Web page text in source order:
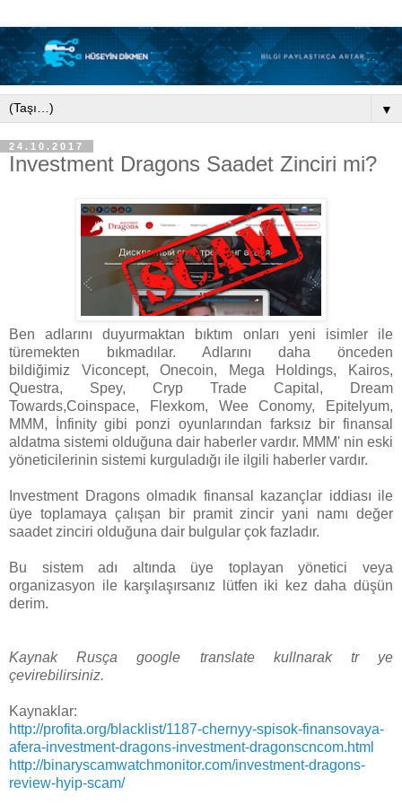
▼
24.10.2017
Investment Dragons Saadet Zinciri mi?
Ben adlarını duyurmaktan bıktım onları yeni isimler ile
türemekten bıkmadılar. Adlarını daha önceden
bildiğimiz Viconcept, Onecoin, Mega Holdings, Kairos,
Questra, Spey, Cryp Trade Capital, Dream
Towards,Coinspace, Flexkom, Wee Conomy, Epitelyum,
MMM, İnfinity gibi ponzi oyunlarından farksız bir finansal
aldatma sistemi olduğuna dair haberler vardır. MMM' nin eski
yöneticilerinin sistemi kurguladığı ile ilgili haberler vardır.
Investment Dragons olmadık finansal kazançlar iddiası ile
üye toplamaya çalışan bir pramit zincir yani namı değer
saadet zinciri olduğuna dair bulgular çok fazladır.
Bu sistem adı altında üye toplayan yönetici veya
organizasyon ile karşılaşırsanız lütfen iki kez daha düşün
derim.
Kaynak Rusça google translate kullnarak tr ye
çevirebilirsiniz.
Kaynaklar:
http://profita.org/blacklist/1187-chernyy-spisok-finansovaya-
afera-investment-dragons-investment-dragonscncom.html
http://binaryscamwatchmonitor.com/investment-dragons-
review-hyip-scam/